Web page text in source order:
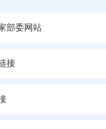
部委网站
接